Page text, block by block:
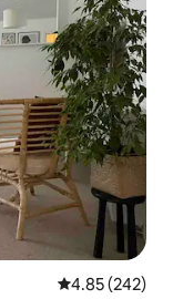
औसत रेटिंग 5 में से
4.85 (242)